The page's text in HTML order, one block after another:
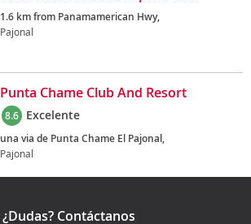
1.6 km from Panamamerican Hwy,
Pajonal
Punta Chame Club And Resort
8.6 Excelente
una via de Punta Chame El Pajonal,
Pajonal
¿Dudas? Contáctanos